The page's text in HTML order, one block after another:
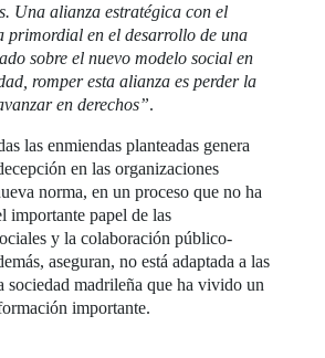
Una alianza estratégica con el
primordial en el desarrollo de una
sobre el nuevo modelo social en
romper esta alianza es perder la
en derechos”.
las enmiendas planteadas genera
en las organizaciones
norma, en un proceso que no ha
importante papel de las
y la colaboración público-
aseguran, no está adaptada a las
sociedad madrileña que ha vivido un
importante.